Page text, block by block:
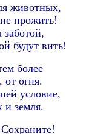
животных,
прожить!
будут вить!
более
от огня.
условие,
и земля.